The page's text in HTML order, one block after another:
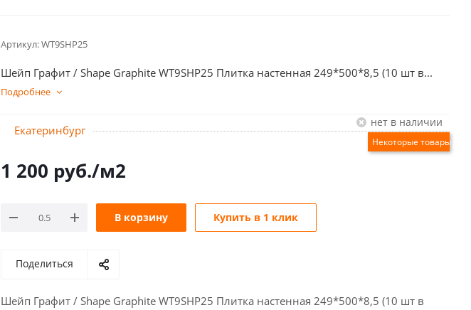
Артикул:WT9SHP25
Шейп Графит / Shape Graphite WT9SHP25 Плитка настенная 249*500*8,5 (10 шт в...
Подробнее
Екатеринбург
Нет в наличии
1 200 руб./м2
В корзину Купить в 1 клик
Поделиться
Шейп Графит / Shape Graphite WT9SHP25 Плитка настенная 249*500*8,5 (10 шт в